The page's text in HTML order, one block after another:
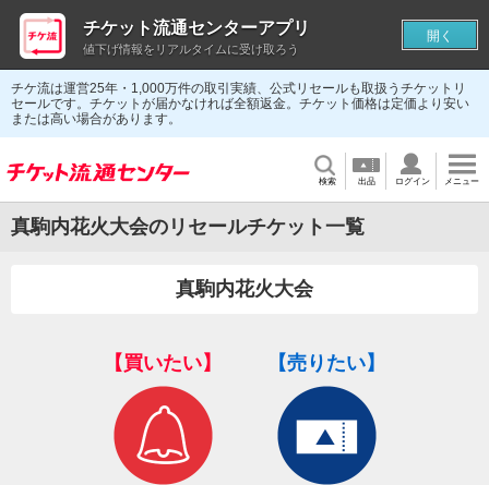
チケ流は運営25年・1,000万件の取引実績、公式リセールも取扱うチケットリ
セールです。チケットが届かなければ全額返金。チケット価格は定価より安い
または高い場合があります。
検索 出品 ログイン メニュー
真駒内花火大会のリセールチケット一覧
真駒内花火大会
【買いたい】 【売りたい】
チケット流通センターアプリ
値下げ情報をリアルタイムに受け取ろう
開く